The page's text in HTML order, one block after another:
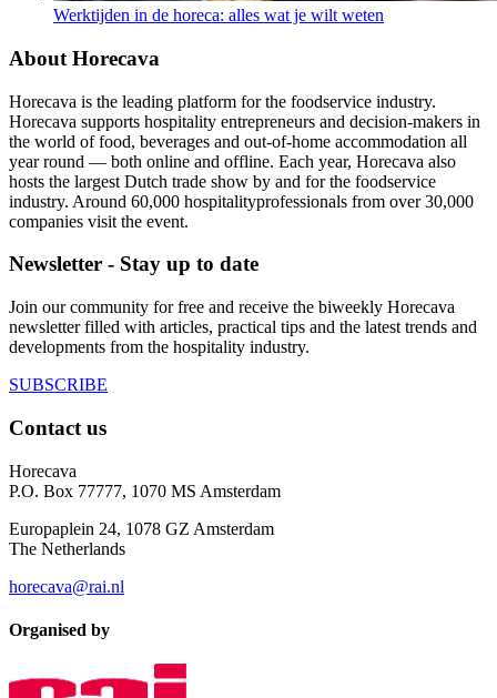
Werktijden in de horeca: alles wat je wilt weten
About Horecava
Horecava is the leading platform for the foodservice industry.
Horecava supports hospitality entrepreneurs and decision-makers in
the world of food, beverages and out-of-home accommodation all
year round — both online and offline. Each year, Horecava also
hosts the largest Dutch trade show by and for the foodservice
industry. Around 60,000 hospitalityprofessionals from over 30,000
companies visit the event.
Newsletter - Stay up to date
Join our community for free and receive the biweekly Horecava
newsletter filled with articles, practical tips and the latest trends and
developments from the hospitality industry.
SUBSCRIBE
Contact us
Horecava
P.O. Box 77777, 1070 MS Amsterdam
Europaplein 24, 1078 GZ Amsterdam
The Netherlands
horecava@rai.nl
Organised by